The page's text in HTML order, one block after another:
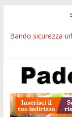
Bando sicurezza
Restauro 2026,
nuove competenze
Calici di Stelle
Notizie di Padova
antidroga e siccità